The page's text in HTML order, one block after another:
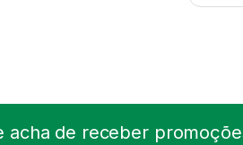
acha de receber